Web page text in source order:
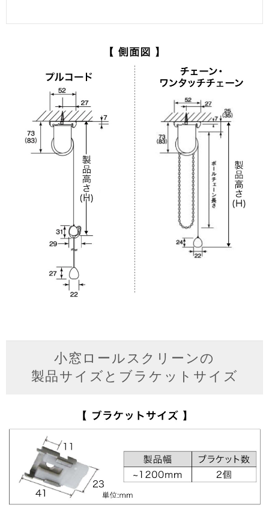
小窓ロールスクリーンの
製品サイズとブラケットサイズ